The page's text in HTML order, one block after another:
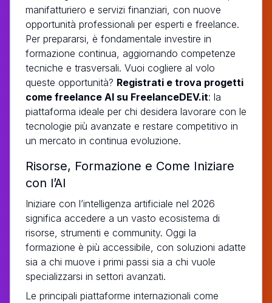
manifatturiero e servizi finanziari, con nuove
opportunità professionali per esperti e freelance.
Per prepararsi, è fondamentale investire in
formazione continua, aggiornando competenze
tecniche e trasversali. Vuoi cogliere al volo
queste opportunità? Registrati e trova progetti
come freelance AI su FreelanceDEV.it: la
piattaforma ideale per chi desidera lavorare con le
tecnologie più avanzate e restare competitivo in
un mercato in continua evoluzione.
Risorse, Formazione e Come Iniziare
con l’AI
Iniziare con l’intelligenza artificiale nel 2026
significa accedere a un vasto ecosistema di
risorse, strumenti e community. Oggi la
formazione è più accessibile, con soluzioni adatte
sia a chi muove i primi passi sia a chi vuole
specializzarsi in settori avanzati.
Le principali piattaforme internazionali come